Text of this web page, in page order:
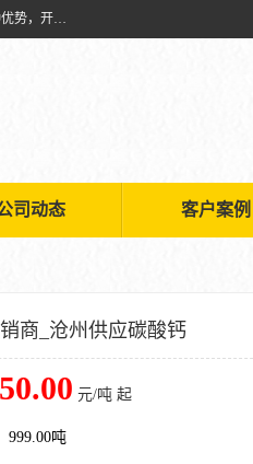
兴安南国金磊粉体厂是从事生产：复合碱批发、氧化钙批发、超细氧化钙、*复合碱、高活性氧化钙等产品的广西碳酸钙厂家，充分利用各种优势，开拓创新，逐步建立了现代企业管理体系，科学.规范的生产体系，严谨的产品质量控制体系，完备的产品质量检验体系。
司动态 客户案例
商_沧州供应碳酸钙
元/吨 起
999.00吨